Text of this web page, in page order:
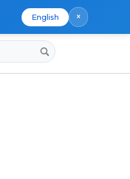
English ×